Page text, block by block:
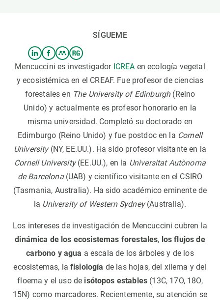
SÍGUEME
Mencuccini es investigador ICREA en ecología vegetal
y ecosistémica en el CREAF. Fue profesor de ciencias
forestales en The University of Edinburgh(Reino
Unido) y actualmente es profesor honorario en la
misma universidad. Completó su doctorado en
Edimburgo (Reino Unido) y fue postdoc en la Cornell
University(NY, EE.UU.). Ha sido profesor visitante en la
Cornell University(EE.UU.), en la Universitat Autònoma
de Barcelona(UAB) y científico visitante en el CSIRO
(Tasmania, Australia). Ha sido académico eminente de
la University of Western Sydney(Australia).
Los intereses de investigación de Mencuccini cubren la
dinámica de los ecosistemas forestales, los flujos de
carbono y agua a escala de los árboles y de los
ecosistemas, la fisiología de las hojas, del xilema y del
floema y el uso de isótopos estables (13C, 17O, 18O,
15N) como marcadores. Recientemente, su atención se